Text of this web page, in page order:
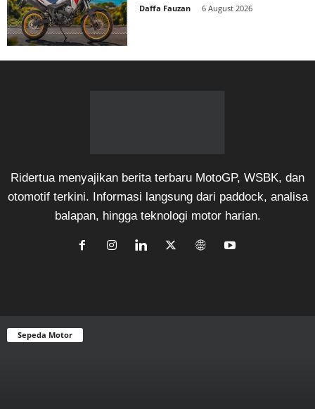
Daffa Fauzan 6 August 2026
Ridertua menyajikan berita terbaru MotoGP, WSBK, dan
otomotif terkini. Informasi langsung dari paddock, analisa
balapan, hingga teknologi motor harian.
Sepeda Motor